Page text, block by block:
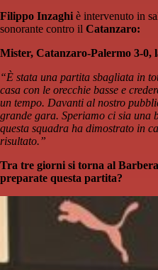
Filippo Inzaghi è intervenuto in
sonorante contro il Catanzaro:
Mister, Catanzaro-Palermo 3-0,
“È stata una partita sbagliata in
casa con le orecchie basse e
un tempo. Davanti al nostro
grande gara. Speriamo ci sia una
questa squadra ha dimostrato in
risultato.”
Tra tre giorni si torna al
preparate questa partita?